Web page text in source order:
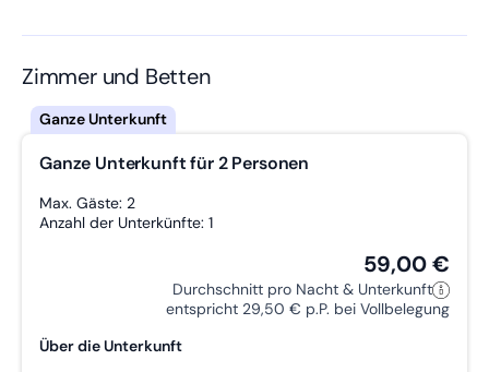
Gute Vekehrsanbindung
Terrasse
24h-Rezeption
Privates Bad
Mikro­welle
Geschäfte in der Nähe
Gemeinschafts­bad
Spül­maschine
Wanderwege
Eigenständiger Check-In
Getrennte Betten
Zustellbett möglich
Garten
Zimmer und Betten
Ganze Unterkunft für 2 Personen
Max. Gäste: 2
Anzahl der Unterkünfte: 1
59,00 €
Durchschnitt pro Nacht & Unterkunft
entspricht 29,50 € p.P. bei Vollbelegung
Über die Unterkunft